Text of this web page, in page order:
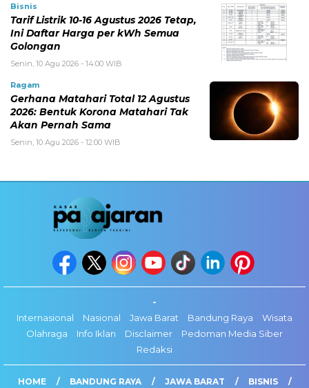
Bisnis
Tarif Listrik 10-16 Agustus 2026 Tetap,
Ini Daftar Harga per kWh Semua
Golongan
Senin, 10 Agu 2026 - 14:00 WIB
Ragam
Gerhana Matahari Total 12 Agustus
2026: Bentuk Korona Matahari Tak
Akan Pernah Sama
Senin, 10 Agu 2026 - 12:00 WIB
-
Internasional
Nasional Jawa Barat Bandung Raya
Wisata
Olahraga
Info Iklan Disclaimer
Pedoman Media Siber
Redaksi
HOME BANDUNG RAYA JAWA BARAT BISNIS